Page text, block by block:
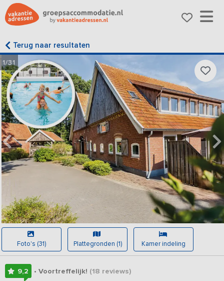
Terug naar resultaten
1/31
Foto's (31) Plattegronden (1) Kamer indeling
9,2 • Voortreffelijk! (18 reviews)